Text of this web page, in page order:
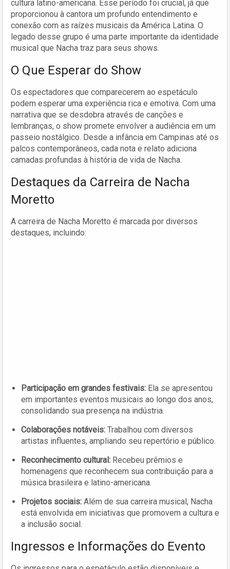
cultura latino-americana. Esse período foi crucial, já que
proporcionou à cantora um profundo entendimento e
conexão com as raízes musicais da América Latina. O
legado desse grupo é uma parte importante da identidade
musical que Nacha traz para seus shows.
O Que Esperar do Show
Os espectadores que comparecerem ao espetáculo
podem esperar uma experiência rica e emotiva. Com uma
narrativa que se desdobra através de canções e
lembranças, o show promete envolver a audiência em um
passeio nostálgico. Desde a infância em Campinas até os
palcos contemporâneos, cada nota e relato adiciona
camadas profundas à história de vida de Nacha.
Destaques da Carreira de Nacha
Moretto
A carreira de Nacha Moretto é marcada por diversos
destaques, incluindo:
Participação em grandes festivais: Ela se apresentou
em importantes eventos musicais ao longo dos anos,
consolidando sua presença na indústria.
Colaborações notáveis: Trabalhou com diversos
artistas influentes, ampliando seu repertório e público.
Reconhecimento cultural: Recebeu prêmios e
homenagens que reconhecem sua contribuição para a
música brasileira e latino-americana.
Projetos sociais: Além de sua carreira musical, Nacha
está envolvida em iniciativas que promovem a cultura e
a inclusão social.
Ingressos e Informações do Evento